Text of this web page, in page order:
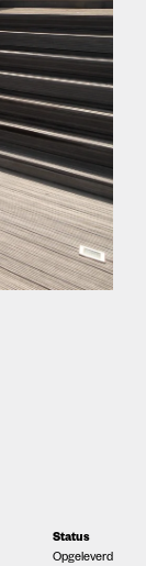
Status
Opgeleverd